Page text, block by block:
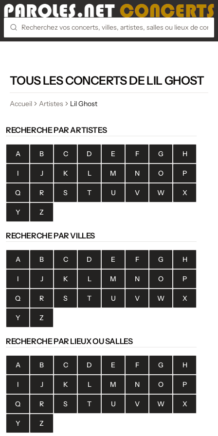
TOUS LES CONCERTS DE LIL GHOST
Accueil Artistes Lil Ghost
RECHERCHE PAR ARTISTES
A B C D E F G H
I J K L M N O P
Q R S T U V W X
Y Z
RECHERCHE PAR VILLES
A B C D E F G H
I J K L M N O P
Q R S T U V W X
Y Z
RECHERCHE PAR LIEUX OU SALLES
A B C D E F G H
I J K L M N O P
Q R S T U V W X
Y Z